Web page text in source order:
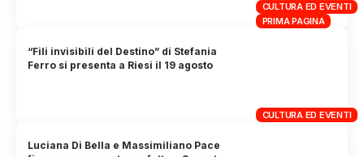
CULTURA ED EVENTI
PRIMA PAGINA
CULTURA ED EVENTI
“Fili invisibili del Destino” di Stefania
Ferro si presenta a Riesi il 19 agosto
Luciana Di Bella e Massimiliano Pace